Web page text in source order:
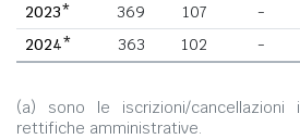
2023*
369 107 -
2024*
363 102 -
(a) sono le iscrizioni/
rettifiche amministrative.